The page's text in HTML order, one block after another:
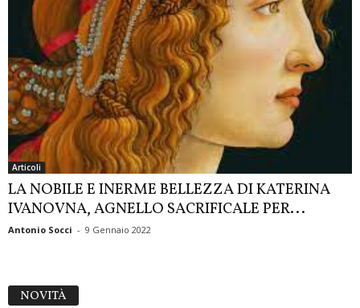
Articoli
LA NOBILE E INERME BELLEZZA DI KATERINA
IVANOVNA, AGNELLO SACRIFICALE PER...
Antonio Socci - 9 Gennaio 2022
NOVITÀ